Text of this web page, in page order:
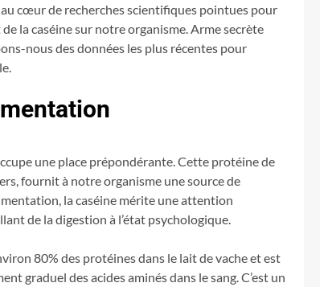
cœur de recherches scientifiques pointues pour
la caséine sur notre organisme. Arme secrète
nous des données les plus récentes pour
une place prépondérante. Cette protéine de
fournit à notre organisme une source de
la caséine mérite une attention
de la digestion à l’état psychologique.
80% des protéines dans le lait de vache et est
graduel des acides aminés dans le sang. C’est un